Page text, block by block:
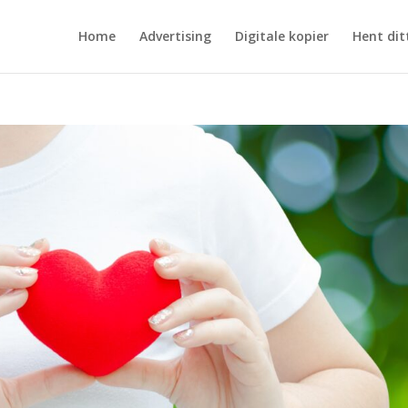
Home Advertising Digitale kopier Hent